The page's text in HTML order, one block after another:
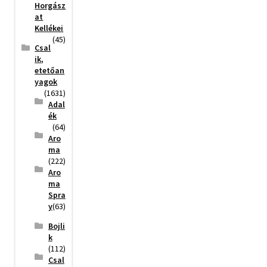
Horgász
at
Kellékei
(45)
Csal
ik,
etetőan
yagok
(1631)
Adal
ék
(64)
Aro
ma
(222)
Aro
ma
Spra
y(63)
Bojli
k
(112)
Csal